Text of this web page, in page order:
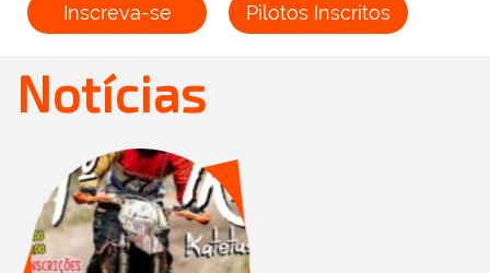
Inscreva-se Pilotos Inscritos
Notícias